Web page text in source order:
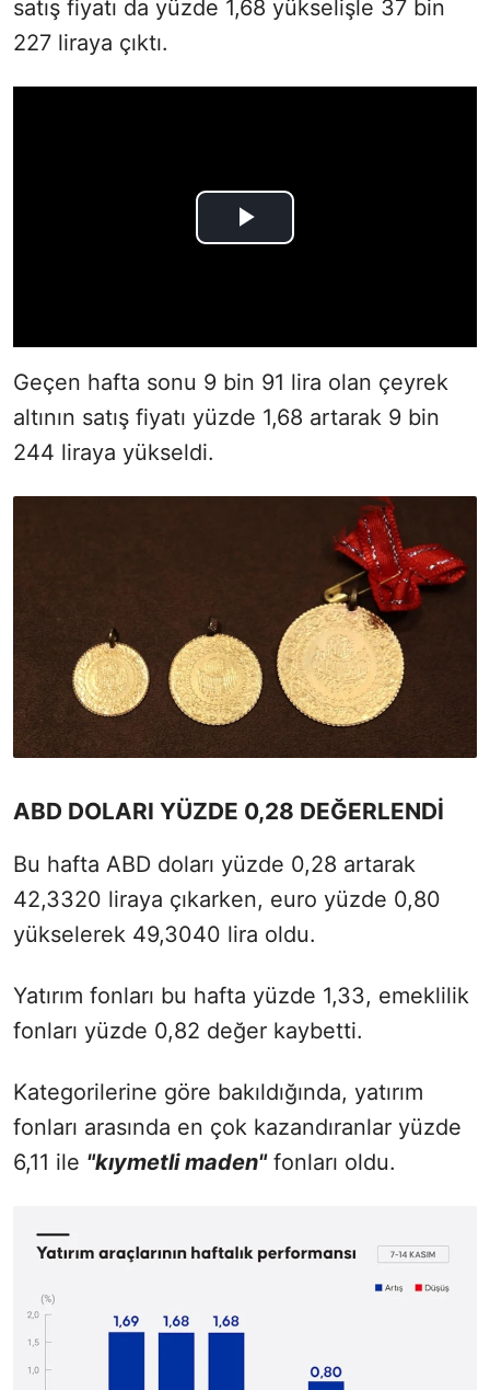
satış fiyatı da yüzde 1,68 yükselişle 37 bin
227 liraya çıktı.
Geçen hafta sonu 9 bin 91 lira olan çeyrek
altının satış fiyatı yüzde 1,68 artarak 9 bin
244 liraya yükseldi.
ABD DOLARI YÜZDE 0,28 DEĞERLENDİ
Bu hafta ABD doları yüzde 0,28 artarak
42,3320 liraya çıkarken, euro yüzde 0,80
yükselerek 49,3040 lira oldu.
Yatırım fonları bu hafta yüzde 1,33, emeklilik
fonları yüzde 0,82 değer kaybetti.
Kategorilerine göre bakıldığında, yatırım
fonları arasında en çok kazandıranlar yüzde
6,11 ile "kıymetli maden"fonları oldu.